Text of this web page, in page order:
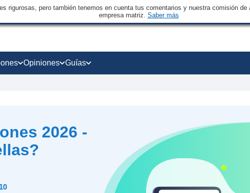
rigurosas, pero también tenemos en cuenta tus comentarios y nuestra comisión
empresa matriz. Saber más
Opiniones Guías
2026 -